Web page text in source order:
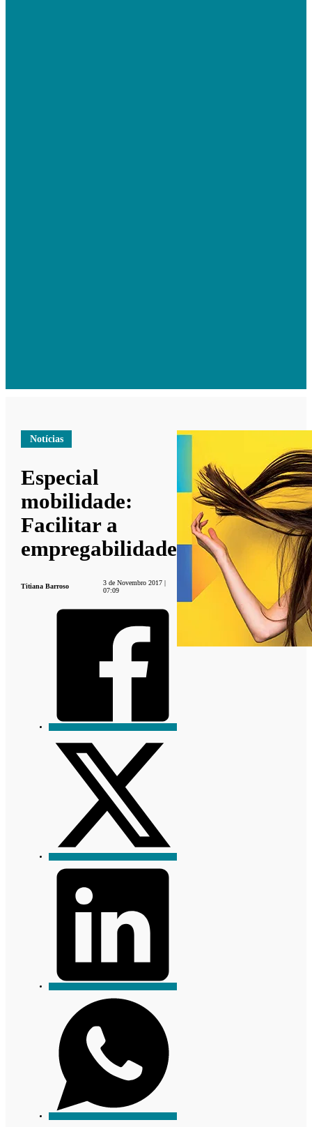
Notícias
Especial
mobilidade:
Facilitar a
empregabilidade
Titiana Barroso
3 de Novembro 2017 |
07:09